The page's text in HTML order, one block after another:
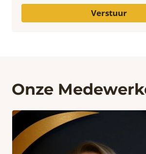
Verstuur
Onze